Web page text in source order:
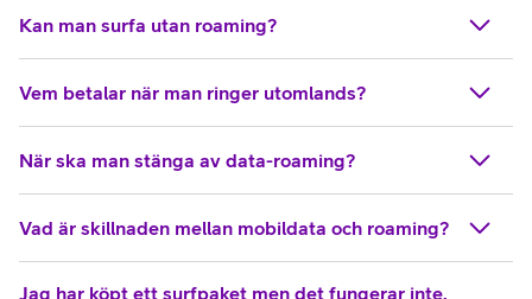
Kan man surfa utan roaming?
Vem betalar när man ringer utomlands?
När ska man stänga av data-roaming?
Vad är skillnaden mellan mobildata och roaming?
Jag har köpt ett surfpaket men det fungerar inte,